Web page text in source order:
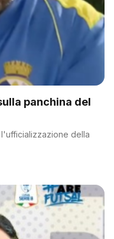
panchina del
della